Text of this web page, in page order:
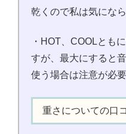
乾くので私は気にな
・HOT、COOLとも
すが、最大にすると
使う場合は注意が必
重さについての口